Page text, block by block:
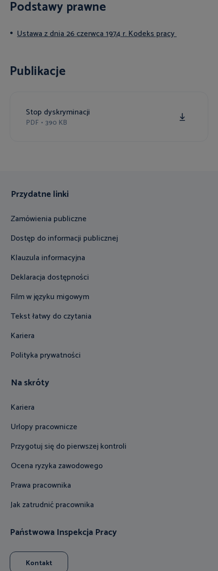
Podstawy prawne
Ustawa z dnia 26 czerwca 1974 r. Kodeks pracy
Publikacje
Stop dyskryminacji
PDF • 390 KB
Przydatne linki
Zamówienia publiczne
Dostęp do informacji publicznej
Klauzula informacyjna
Deklaracja dostępności
Film w języku migowym
Tekst łatwy do czytania
Kariera
Polityka prywatności
Na skróty
Kariera
Urlopy pracownicze
Przygotuj się do pierwszej kontroli
Ocena ryzyka zawodowego
Prawa pracownika
Jak zatrudnić pracownika
Państwowa Inspekcja Pracy
Kontakt